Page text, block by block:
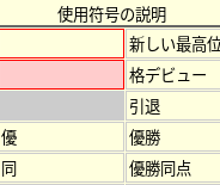
使用符号の説明
新しい最高
格デビュー
引退
優
優勝
同
優勝同点